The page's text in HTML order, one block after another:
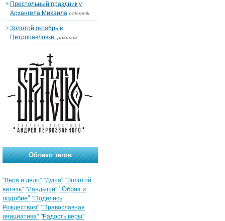
Престольный праздник у
Архангела Михаила palomnik
Золотой октябрь в
Петропавловке. palomnik
Облако тегов
"Вера и дело" "Душа" "Золотой
витязь" "Ландыши" "Образ и
подобие" "Поделись
Рождеством" "Православная
инициатива" "Радость веры"